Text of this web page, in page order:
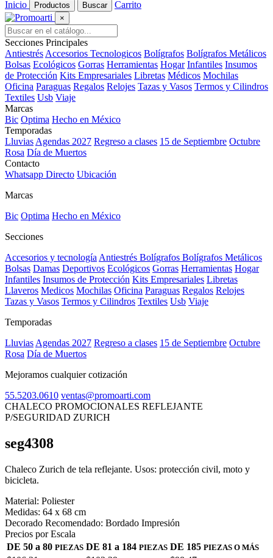
Inicio
Productos Buscar Carrito
×
Secciones Principales
Antiestrés Accesorios Tecnologicos Bolígrafos Bolígrafos Metálicos
Bolsas Ecológicos Gorras Herramientas Hogar Infantiles Insumos
de Protección Kits Empresariales Libretas Médicos Mochilas
Oficina Paraguas Regalos Relojes Tazas y Vasos Termos y Cilindros
Textiles Usb Viaje
Marcas
Bic Optima Hecho en México
Temporadas
Lluvias Agendas 2027 Regreso a clases 15 de Septiembre Octubre
Rosa Día de Muertos
Contacto
Whatsapp Directo Ubicación
Marcas
Bic Optima Hecho en México
Secciones
Accesorios y tecnología Antiestrés Bolígrafos Bolígrafos Metálicos
Bolsas Damas Deportivos Ecológicos Gorras Herramientas Hogar
Infantiles Insumos de Protección Kits Empresariales Libretas
Llaveros Medicos Mochilas Oficina Paraguas Regalos Relojes
Tazas y Vasos Termos y Cilindros Textiles Usb Viaje
Temporadas
Lluvias Agendas 2027 Regreso a clases 15 de Septiembre Octubre
Rosa Día de Muertos
Mejoramos cualquier cotización
55.5203.0610 ventas@promoarti.com
CHALECO PROMOCIONALES REFLEJANTE
P/SEGURIDAD ZURICH
seg4308
Chaleco Zurich de tela reflejante. Usos: protección civil, moto y
bicicleta.
Material: Poliester
Medidas: 64 x 68 cm
Decorado Recomendado: Bordado Impresión
Precios por Escala
DE 50 a 80 PIEZAS DE 81 a 184 PIEZAS DE 185 PIEZAS O MÁS